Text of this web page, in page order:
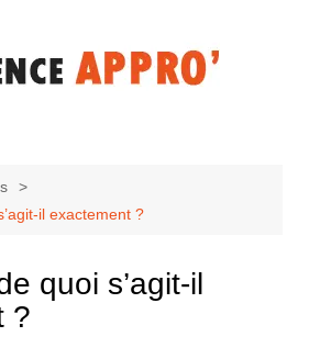
il exactement ?
quoi s’agit-il
?